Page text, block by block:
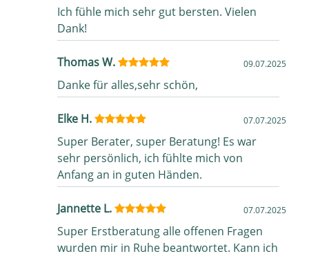
Ich fühle mich sehr gut bersten. Vielen
Dank!
Thomas W. 09.07.2025
Danke für alles,sehr schön,
Elke H. 07.07.2025
Super Berater, super Beratung! Es war
sehr persönlich, ich fühlte mich von
Anfang an in guten Händen.
Jannette L. 07.07.2025
Super Erstberatung alle offenen Fragen
wurden mir in Ruhe beantwortet. Kann ich